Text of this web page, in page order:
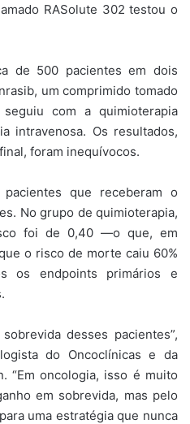
RASolute 302 testou o
de 500 pacientes em dois
um comprimido tomado
com a quimioterapia
intravenosa. Os resultados,
foram inequívocos.
que receberam o
No grupo de quimioterapia,
foi de 0,40 —o que, em
o risco de morte caiu 60%
os endpoints primários e
desses pacientes”,
do Oncoclínicas e da
“Em oncologia, isso é muito
em sobrevida, mas pelo
uma estratégia que nunca